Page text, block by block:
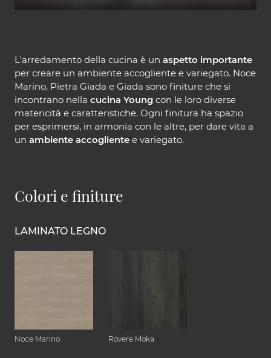
L'arredamento della cucina è un aspetto importante
per creare un ambiente accogliente e variegato. Noce
Marino, Pietra Giada e Giada sono finiture che si
incontrano nella cucina Young con le loro diverse
matericità e caratteristiche. Ogni finitura ha spazio
per esprimersi, in armonia con le altre, per dare vita a
un ambiente accogliente e variegato.
Colori e finiture
LAMINATO LEGNO
Noce Marino Rovere Moka